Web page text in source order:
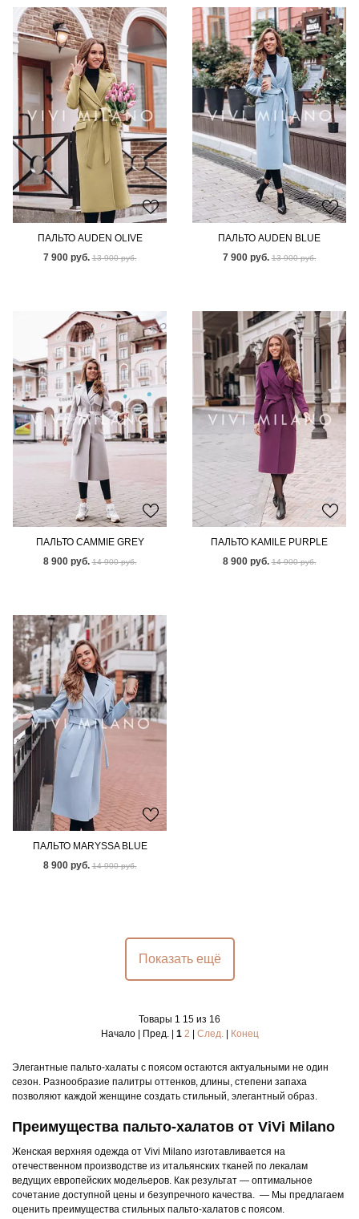
ПАЛЬТО AUDEN OLIVE
7 900 руб. 13 900 руб.
ПАЛЬТО AUDEN BLUE
7 900 руб. 13 900 руб.
ПАЛЬТО CAMMIE GREY
8 900 руб. 14 900 руб.
ПАЛЬТО KAMILE PURPLE
8 900 руб. 14 900 руб.
ПАЛЬТО MARYSSA BLUE
8 900 руб. 14 900 руб.
Показать ещё
Товары 1 15 из 16
Начало | Пред. | 1 2 | След.| Конец
Элегантные пальто-халаты с поясом остаются актуальными не один
сезон. Разнообразие палитры оттенков, длины, степени запаха
позволяют каждой женщине создать стильный, элегантный образ.
Преимущества пальто-халатов от ViVi Milano
Женская верхняя одежда от Vivi Milano изготавливается на
отечественном производстве из итальянских тканей по лекалам
ведущих европейских модельеров. Как результат — оптимальное
сочетание доступной цены и безупречного качества. — Мы предлагаем
оценить преимущества стильных пальто-халатов с поясом.